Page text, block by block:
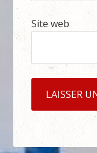
Site web